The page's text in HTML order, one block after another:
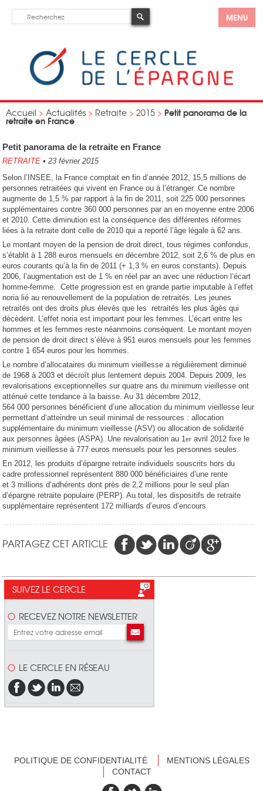
MENU
Accueil > Actualités > Retraite > 2015 > Petit panorama de la
retraite en France
Petit panorama de la retraite en France
RETRAITE • 23 février 2015
Selon l’INSEE, la France comptait en fin d’année 2012, 15,5 millions de
personnes retraitées qui vivent en France ou à l’étranger. Ce nombre
augmente de 1,5 % par rapport à la fin de 2011, soit 225 000 personnes
supplémentaires contre 360 000 personnes par an en moyenne entre 2006
et 2010. Cette diminution est la conséquence des différentes réformes
liées à la retraite dont celle de 2010 qui a reporté l’âge légale à 62 ans.
Le montant moyen de la pension de droit direct, tous régimes confondus,
s’établit à 1 288 euros mensuels en décembre 2012, soit 2,6 % de plus en
euros courants qu’à la fin de 2011 (+ 1,3 % en euros constants). Depuis
2006, l’augmentation est de 1 % en réel par an avec une réduction l’écart
homme-femme. Cette progression est en grande partie imputable à l’effet
noria lié au renouvellement de la population de retraités. Les jeunes
retraités ont des droits plus élevés que les retraités les plus âgés qui
décèdent. L’effet noria est important pour les femmes. L’écart entre les
hommes et les femmes reste néanmoins conséquent. Le montant moyen
de pension de droit direct s’élève à 951 euros mensuels pour les femmes
contre 1 654 euros pour les hommes.
Le nombre d’allocataires du minimum vieillesse a régulièrement diminué
de 1968 à 2003 et décroît plus lentement depuis 2004. Depuis 2009, les
revalorisations exceptionnelles sur quatre ans du minimum vieillesse ont
atténué cette tendance à la baisse. Au 31 décembre 2012,
564 000 personnes bénéficient d’une allocation du minimum vieillesse leur
permettant d’atteindre un seuil minimal de ressources : allocation
supplémentaire du minimum vieillesse (ASV) ou allocation de solidarité
aux personnes âgées (ASPA). Une revalorisation au 1er avril 2012 fixe le
minimum vieillesse à 777 euros mensuels pour les personnes seules.
En 2012, les produits d’épargne retraite individuels souscrits hors du
cadre professionnel représentent 880 000 bénéficiaires d’une rente
et 3 millions d’adhérents dont près de 2,2 millions pour le seul plan
d’épargne retraite populaire (PERP). Au total, les dispositifs de retraite
supplémentaire représentent 172 milliards d’euros d’encours.
PARTAGEZ CET ARTICLE
SUIVEZ LE CERCLE
RECEVEZ NOTRE NEWSLETTER
LE CERCLE EN RÉSEAU
POLITIQUE DE CONFIDENTIALITÉ
MENTIONS LÉGALES
CONTACT